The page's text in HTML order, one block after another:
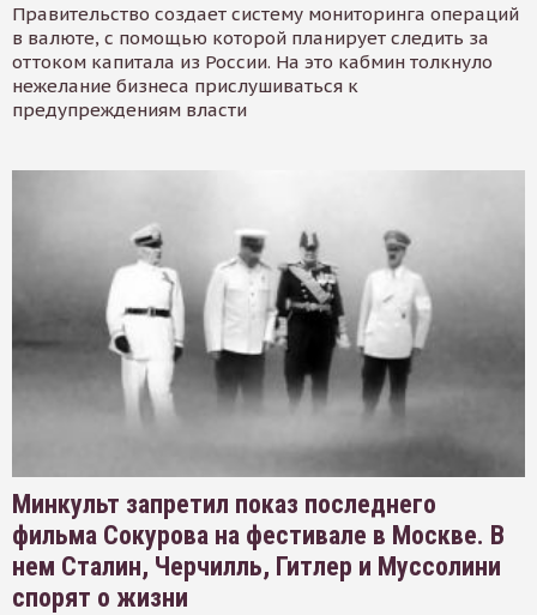
Правительство создает систему мониторинга операций
в валюте, с помощью которой планирует следить за
оттоком капитала из России. На это кабмин толкнуло
нежелание бизнеса прислушиваться к
предупреждениям власти
Минкульт запретил показ последнего
фильма Сокурова на фестивале в Москве. В
нем Сталин, Черчилль, Гитлер и Муссолини
спорят о жизни